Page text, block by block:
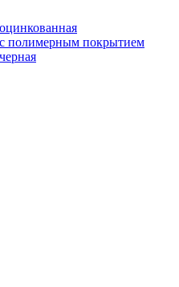
полимерным покрытием